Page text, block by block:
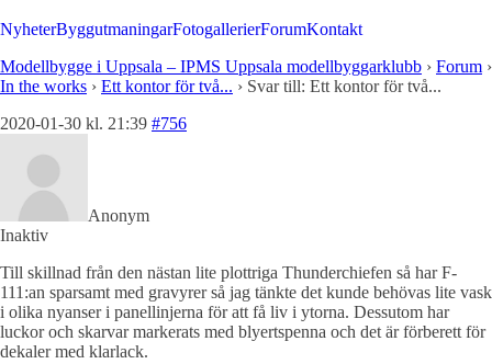
NyheterByggutmaningarFotogallerierForumKontakt
Modellbygge i Uppsala – IPMS Uppsala modellbyggarklubb › Forum ›
In the works › Ett kontor för två... › Svar till: Ett kontor för två...
2020-01-30 kl. 21:39 #756
Anonym
Inaktiv
Till skillnad från den nästan lite plottriga Thunderchiefen så har F-
111:an sparsamt med gravyrer så jag tänkte det kunde behövas lite vask
i olika nyanser i panellinjerna för att få liv i ytorna. Dessutom har
luckor och skarvar markerats med blyertspenna och det är förberett för
dekaler med klarlack.